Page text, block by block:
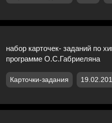
набор карточек- заданий по
программе О.С.Габриеляна
Карточки-задания